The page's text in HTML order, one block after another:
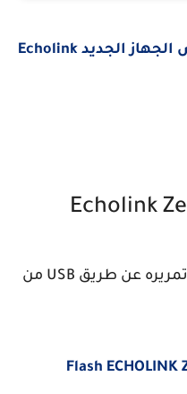
مواصفات وفلاش الجهاز الجديد Echolink
يمكنك تحميل ملف الفلاش، وتمريره عن طريق USB من
Flash ECHOLINK